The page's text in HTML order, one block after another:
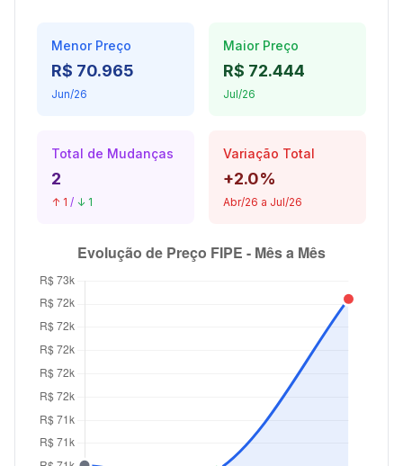
Menor Preço
R$ 70.965
Jun/26
Maior Preço
R$ 72.444
Jul/26
Total de Mudanças
2
↑ 1 / ↓ 1
Variação Total
+2.0%
Abr/26 a Jul/26